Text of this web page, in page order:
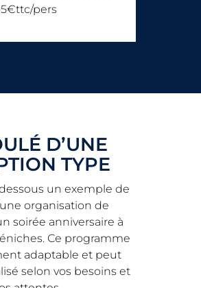
pers
D’UNE
TYPE
un exemple de
organisation de
soirée anniversaire à
Ce programme
adaptable et peut
selon vos besoins et